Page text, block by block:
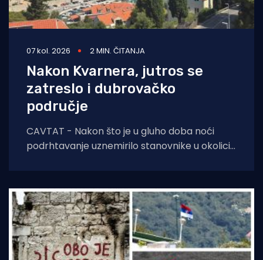
07 kol. 2026 2 MIN. ČITANJA
Nakon Kvarnera, jutros se
zatreslo i dubrovačko
područje
CAVTAT - Nakon što je u gluho doba noći
podrhtavanje uznemirilo stanovnike u okolici